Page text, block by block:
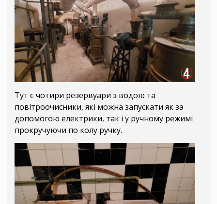
Тут є чотири резервуари з водою та
повітроочисники, які можна запускати як за
допомогою електрики, так і у ручному режимі
прокручуючи по колу ручку.